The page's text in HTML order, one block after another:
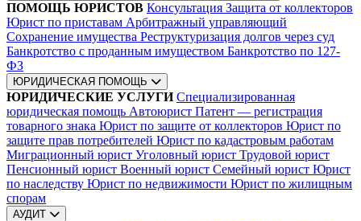
ПОМОЩЬ ЮРИСТОВ Консультация Защита от коллекторов
Юрист по приставам Арбитражный управляющий
Сохранение имущества Реструктуризация долгов через суд
Банкротство с проданным имуществом Банкротство по 127-
ФЗ
ЮРИДИЧЕСКАЯ ПОМОЩЬ
ЮРИДИЧЕСКИЕ УСЛУГИСпециализированная
юридическая помощь Автоюрист Патент — регистрация
товарного знака Юрист по защите от коллекторов Юрист по
защите прав потребителей Юрист по кадастровым работам
Миграционный юрист Уголовный юрист Трудовой юрист
Пенсионный юрист Военный юрист Семейный юрист Юрист
по наследству Юрист по недвижимости Юрист по жилищным
спорам
АУДИТ